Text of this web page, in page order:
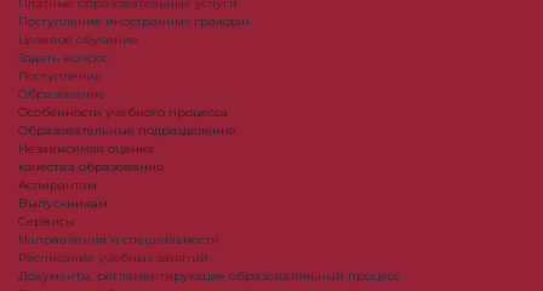
Поступление иностранных граждан
Целевое обучение
Задать вопрос
Поступление
Образование
Особенности учебного процесса
Образовательные подразделения
Независимая оценка
качества образования
Аспирантам
Выпускникам
Сервисы
Направления и специальности
Расписание учебных занятий
Документы, регламентирующие образовательный процесс